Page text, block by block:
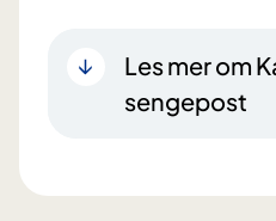
Les mer om
sengepost